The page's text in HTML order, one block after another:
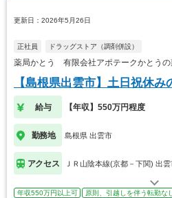
更新日：2026年5月26日
正社員 ドラッグストア（調剤併設）
薬局かとう 有限会社アポテークかとうの
【島根県出雲市】土日祝休
給与 【年収】550万円程度
勤務地 島根県 出雲市
アクセス ＪＲ山陰本線(京都－下関) 出雲
年収550万円以上可 原則、引越しを伴う転勤なし